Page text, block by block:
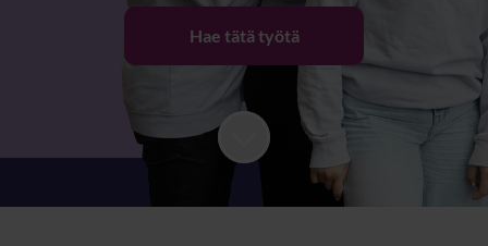
Hae tätä työtä